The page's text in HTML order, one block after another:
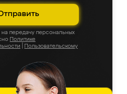
передачу персональных
Политике
Пользовательскому